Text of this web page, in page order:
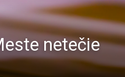
netečie